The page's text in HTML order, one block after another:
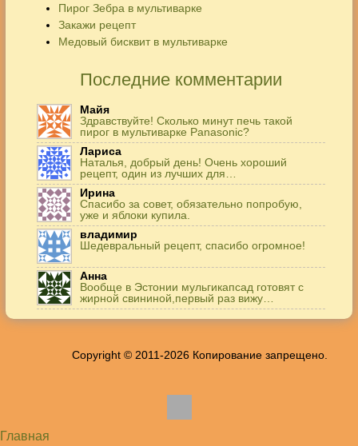
Пирог Зебра в мультиварке
Закажи рецепт
Медовый бисквит в мультиварке
Последние комментарии
Майя
Здравствуйте! Сколько минут печь такой
пирог в мультиварке Panasonic?
Лариса
Наталья, добрый день! Очень хороший
рецепт, один из лучших для…
Ирина
Спасибо за совет, обязательно попробую,
уже и яблоки купила.
владимир
Шедевральный рецепт, спасибо огромное!
Анна
Вообще в Эстонии мульгикапсад готовят с
жирной свининой,первый раз вижу…
Игорь
Жанна
и сырую курочку, и…
Copyright © 2011-2026 Копирование запрещено.
Главная